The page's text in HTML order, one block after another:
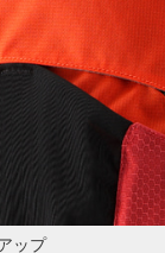
ップ